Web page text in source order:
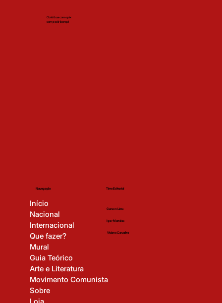
Contribua com o pix
sem pedir licença!
Navegação
Início
Nacional
Internacional
Que fazer?
Mural
Guia Teórico
Arte e Literatura
Movimento Comunista
Sobre
Time Editorial
Gerson Lima
Igor Mendes
Viviane Carvalho